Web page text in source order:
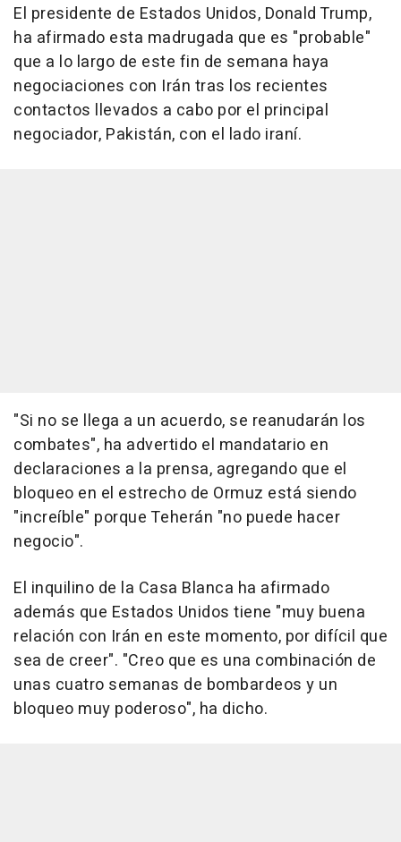
El presidente de Estados Unidos, Donald Trump,
ha afirmado esta madrugada que es "probable"
que a lo largo de este fin de semana haya
negociaciones con Irán tras los recientes
contactos llevados a cabo por el principal
negociador, Pakistán, con el lado iraní.
"Si no se llega a un acuerdo, se reanudarán los
combates", ha advertido el mandatario en
declaraciones a la prensa, agregando que el
bloqueo en el estrecho de Ormuz está siendo
"increíble" porque Teherán "no puede hacer
negocio".
El inquilino de la Casa Blanca ha afirmado
además que Estados Unidos tiene "muy buena
relación con Irán en este momento, por difícil que
sea de creer". "Creo que es una combinación de
unas cuatro semanas de bombardeos y un
bloqueo muy poderoso", ha dicho.